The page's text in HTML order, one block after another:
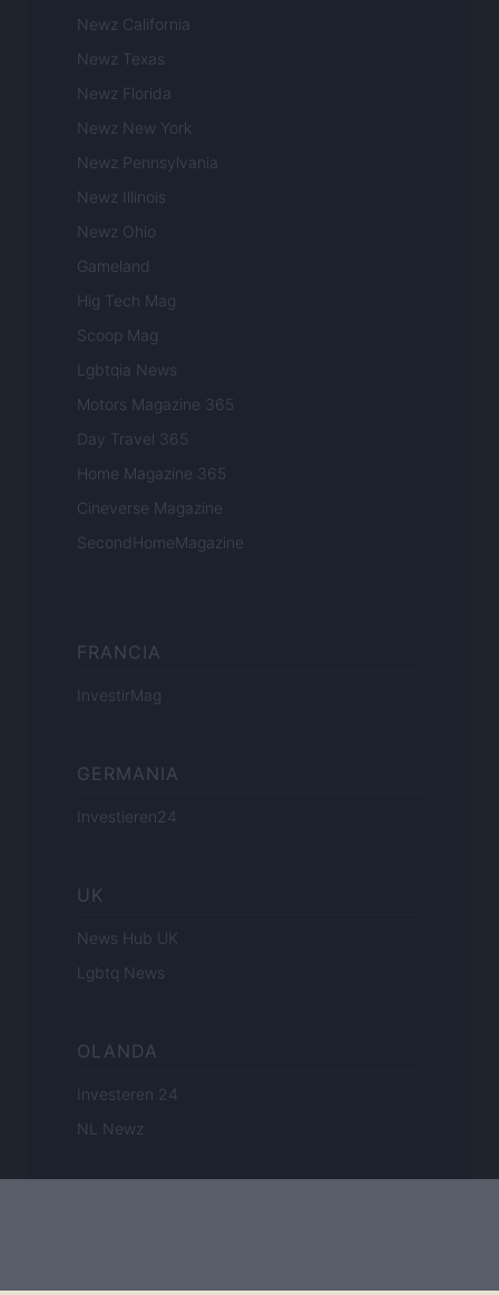
Newz California
Newz Texas
Newz Florida
Newz New York
Newz Pennsylvania
Newz Illinois
Newz Ohio
Gameland
Hig Tech Mag
Scoop Mag
Lgbtqia News
Motors Magazine 365
Day Travel 365
Home Magazine 365
Cineverse Magazine
SecondHomeMagazine
FRANCIA
InvestirMag
GERMANIA
Investieren24
UK
News Hub UK
Lgbtq News
OLANDA
Investeren 24
NL Newz